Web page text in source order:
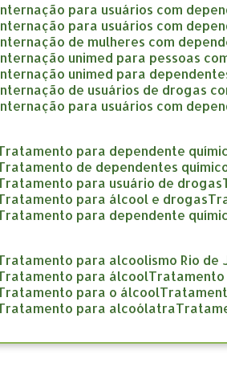
internação para usuários com
internação para usuários com
internação de mulheres com
internação unimed para pessoas
internação unimed para
internação de usuários de drogas
internação para usuários com
tratamento para dependente
tratamento de dependentes
tratamento para usuário de drogas
tratamento para álcool e drogas
tratamento para dependente
tratamento para alcoolismo Rio de
tratamento para álcool
tratamento para o álcool
tratamento para alcoólatra